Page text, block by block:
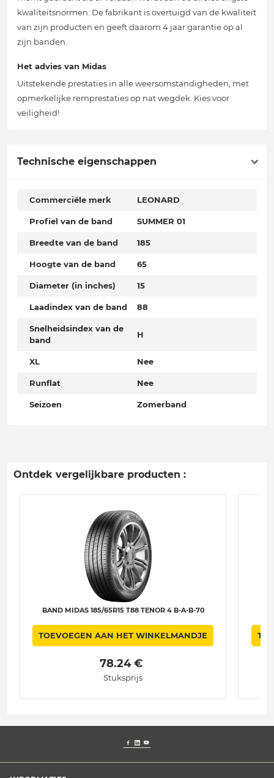
kwaliteitsnormen. De fabrikant is overtuigd van de kwaliteit
van zijn producten en geeft daarom 4 jaar garantie op al
zijn banden.
Het advies van Midas
Uitstekende prestaties in alle weersomstandigheden, met
opmerkelijke remprestaties op nat wegdek. Kies voor
veiligheid!
Technische eigenschappen
Commerciële merk LEONARD
Profiel van de band SUMMER 01
Breedte van de band 185
Hoogte van de band 65
Diameter (in inches) 15
Laadindex van de band 88
Snelheidsindex van de
band
H
XL Nee
Runflat Nee
Seizoen Zomerband
Ontdek vergelijkbare producten :
BAND MIDAS 185/65R15 T88 TENOR 4 B-A-B-70
TOEVOEGEN AAN HET WINKELMANDJE
78.24 €
Stuksprijs